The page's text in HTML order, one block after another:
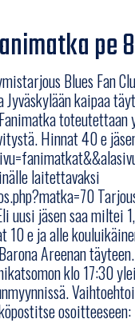
pe
Blues Fan
kaipaa
Hinnat 40 e
laitettavaksi
jäsen saa miltei
10 e ja alle
Areenan
klo 17:30
osoitteeseen: